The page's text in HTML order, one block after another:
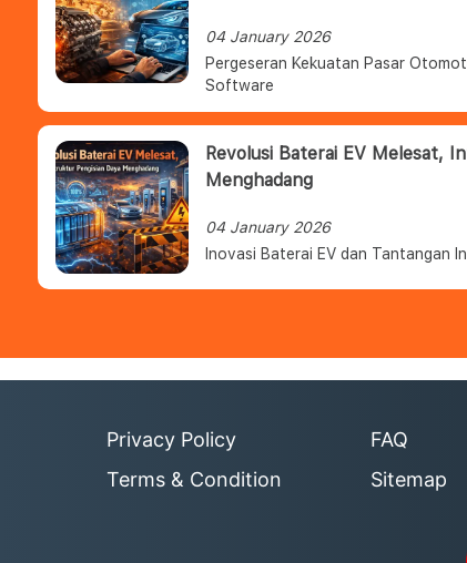
04 January 2026
Pergeseran Kekuatan Pasar
Software
Revolusi Baterai EV Melesat,
Menghadang
04 January 2026
Inovasi Baterai EV dan Tantangan
Privacy Policy
Terms & Condition
FAQ
Sitemap